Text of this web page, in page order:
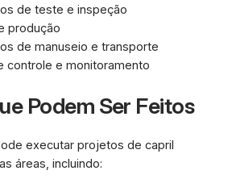
de teste e inspeção
produção
de manuseio e transporte
controle e monitoramento
Podem Ser Feitos
executar projetos de capril
áreas, incluindo: